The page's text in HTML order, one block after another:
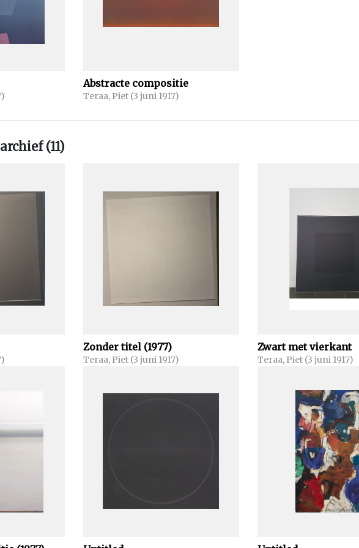
Abstracte compositie
Teraa, Piet (3 juni 1917)
(11)
Zonder titel (1977)
Teraa, Piet (3 juni 1917)
Zwart met vierkant
Teraa, Piet (3 juni 1917)